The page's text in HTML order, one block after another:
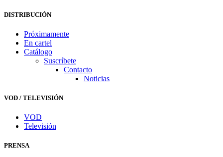
DISTRIBUCIÓN
Próximamente
En cartel
Catálogo
Suscríbete
Contacto
Noticias
VOD / TELEVISIÓN
VOD
Televisión
PRENSA